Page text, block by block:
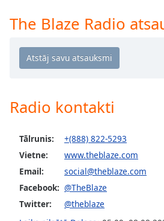
Playback
Chapters
Descriptions
off,
selected
subtitles
settings,
The Blaze Radio
Radio kontakti
Tālrunis:
+(888) 822-5293
Vietne:
www.theblaze.com
Email:
social@theblaze.com
Facebook: @TheBlaze
Twitter:
@theblaze